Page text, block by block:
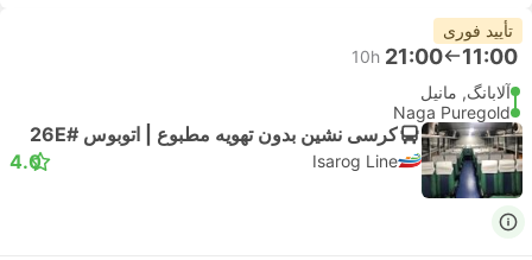
تأیید فوری
11:00
21:00
10h
آلابانگ, مانیل
Naga Puregold
کرسی نشین بدون تهویه مطبوع | اتوبوس #26E
Isarog Line
4.0